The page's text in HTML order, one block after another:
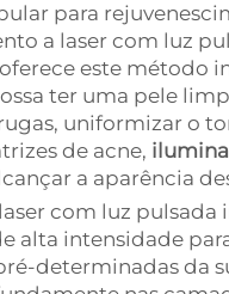
para
a laser com luz
este método
ter uma pele
uniformizar o
de acne,
a aparência
com luz pulsada
alta intensidade
determinadas da